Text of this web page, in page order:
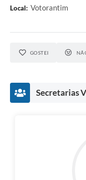
Local: Votorantim
GOSTEI
Secretarias